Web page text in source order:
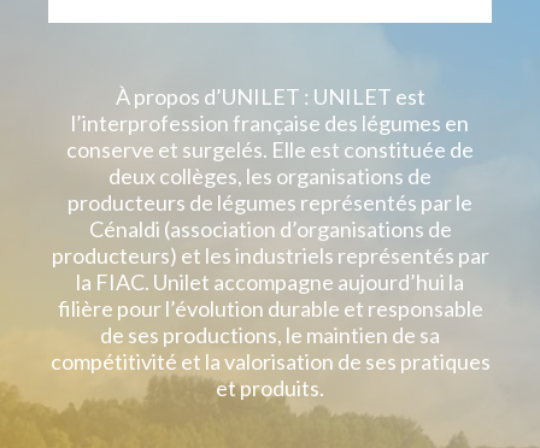
À propos d’UNILET : UNILET est
l’interprofession française des légumes en
conserve et surgelés. Elle est constituée de
deux collèges, les organisations de
producteurs de légumes représentés par le
Cénaldi (association d’organisations de
producteurs) et les industriels représentés par
la FIAC. Unilet accompagne aujourd’hui la
filière pour l’évolution durable et responsable
de ses productions, le maintien de sa
compétitivité et la valorisation de ses pratiques
et produits.